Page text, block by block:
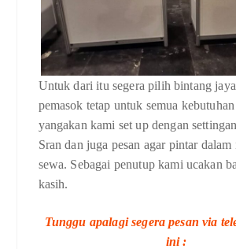
Untuk dari itu segera pilih bintang jaya
pemasok tetap untuk semua kebutuhan
yangakan kami set up dengan
Sran dan juga pesan agar pintar dalam
sewa. Sebagai penutup kami ucakan
kasih.
Tunggu apalagi segera pesan via
ini :